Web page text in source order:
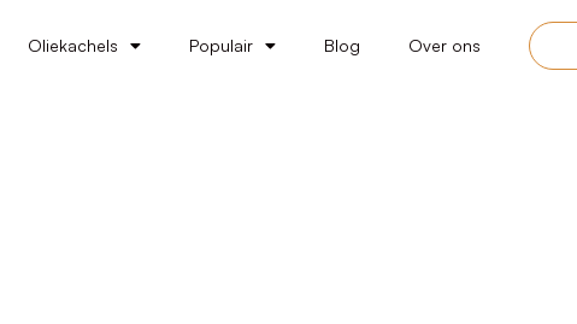
Oliekachels Populair Blog Over ons